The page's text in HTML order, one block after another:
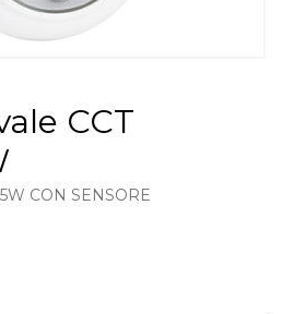
CCT
CON SENSORE